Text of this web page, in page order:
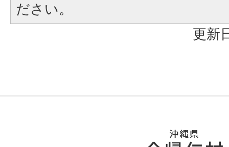
ださい。
更新